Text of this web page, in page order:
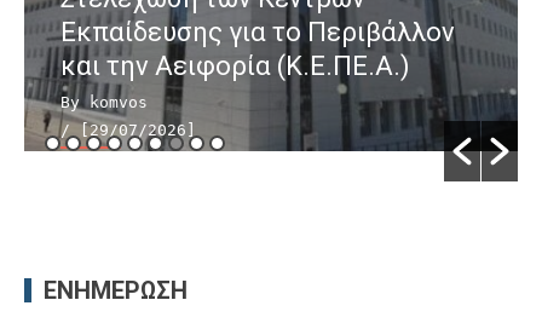
Εκπαίδευσης για το Περιβάλλον
και την Αειφορία (Κ.Ε.ΠΕ.Α.)
By komvos
/ [29/07/2026]
ΕΝΗΜΕΡΩΣΗ